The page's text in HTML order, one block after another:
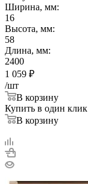
Ширина, мм:
16
Высота, мм:
58
Длина, мм:
2400
1 059 ₽
/шт
В корзину
Купить в один клик
В корзину